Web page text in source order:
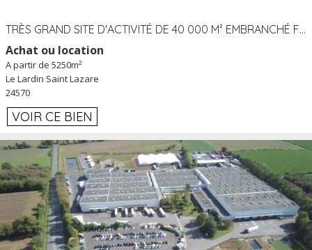
TRÈS GRAND SITE D'ACTIVITÉ DE 40 000 M² EMBRANCHÉ FER AU LARDIN SAINT LAZARE (24) PROCHE A89 À LOUER
Achat ou location
A partir de 5250m²
Le Lardin Saint Lazare
24570
VOIR CE BIEN